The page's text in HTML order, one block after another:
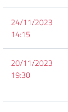
24/11/2023
14:15
20/11/2023
19:30